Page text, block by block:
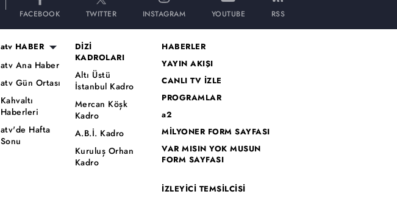
FACEBOOK TWITTER INSTAGRAM YOUTUBE RSS
atv HABER
atv Ana Haber
atv Gün Ortası
Kahvaltı
Haberleri
atv'de Hafta
Sonu
DİZİ
KADROLARI
Altı Üstü
İstanbul Kadro
Mercan Köşk
Kadro
A.B.İ. Kadro
Kuruluş Orhan
Kadro
HABERLER
YAYIN AKIŞI
CANLI TV İZLE
PROGRAMLAR
a2
MİLYONER FORM SAYFASI
VAR MISIN YOK MUSUN
FORM SAYFASI
İZLEYİCİ TEMSİLCİSİ